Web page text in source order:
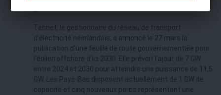
Tennet, le gestionnaire du réseau de transport
d’électricité néerlandais, a annoncé le 27 mars la
publication d’une feuille de route gouvernementale pour
l’éolien offshore d’ici 2030. Elle prévoit l’ajout de 7 GW
entre 2024 et 2030 pour atteindre une puissance de 11,5
GW. Les Pays-Bas disposent actuellement de 1 GW de
capacité et cinq nouveaux parcs représentant une